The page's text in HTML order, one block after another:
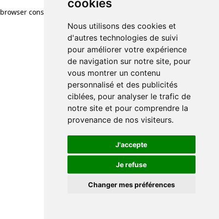
cookies
Nous utilisons des cookies et
d'autres technologies de suivi
pour améliorer votre expérience
de navigation sur notre site, pour
vous montrer un contenu
personnalisé et des publicités
ciblées, pour analyser le trafic de
notre site et pour comprendre la
provenance de nos visiteurs.
J'accepte
Je refuse
Changer mes préférences
browser console for more information)